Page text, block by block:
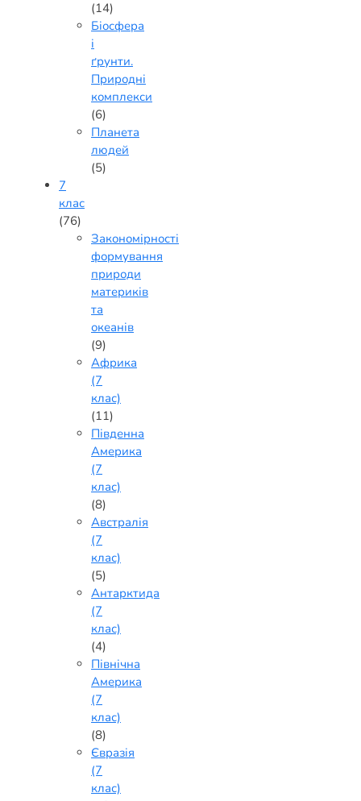
(14)
Біосфера
і
ґрунти.
Природні
комплекси
(6)
Планета
людей
(5)
7
клас
(76)
Закономірності
формування
природи
материків
та
океанів
(9)
Африка
(7
клас)
(11)
Південна
Америка
(7
клас)
(8)
Австралія
(7
клас)
(5)
Антарктида
(7
клас)
(4)
Північна
Америка
(7
клас)
(8)
Євразія
(7
клас)